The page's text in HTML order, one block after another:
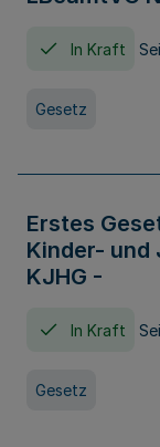
In Kraft
Gesetz
Erstes
Kinder- und
KJHG -
In Kraft
Gesetz